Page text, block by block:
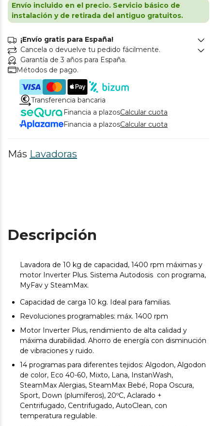
Envío incluido en el precio. Servicio básico de
instalación y de retirada del antiguo gratuitos.
¡Envío gratis para España!
Cancela o devuelve tu pedido fácilmente.
Garantía de 3 años para España.
Métodos de pago.
Transferencia bancaria
Financia a plazosCalcular cuota
Financia a plazosCalcular cuota
Más Lavadoras
Descripción
Lavadora de 10 kg de capacidad, 1400 rpm máximas y
motor Inverter Plus. Sistema Autodosis con programa,
MyFav y SteamMax.
Capacidad de carga 10 kg. Ideal para familias.
Revoluciones programables: máx. 1400 rpm
Motor Inverter Plus, rendimiento de alta calidad y
máxima durabilidad. Ahorro de energía con disminución
de vibraciones y ruido.
14 programas para diferentes tejidos: Algodon, Algodon
de color, Eco 40-60, Mixto, Lana, InstanWash,
SteamMax Alergias, SteamMax Bebé, Ropa Oscura,
Sport, Down (plumíferos), 20ºC, Aclarado +
Centrifugado, Centrifugado, AutoClean, con
temperatura regulable.